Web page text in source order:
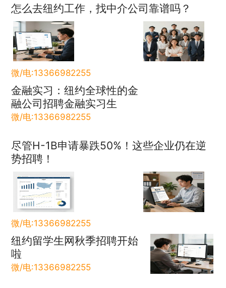
怎么去纽约工作，找中介公司靠谱吗？
微/电:13366982255
金融实习：纽约全球性的金
融公司招聘金融实习生
微/电:13366982255
尽管H-1B申请暴跌50%！这些企业仍在逆
势招聘！
微/电:13366982255
纽约留学生网秋季招聘开始
啦
微/电:13366982255